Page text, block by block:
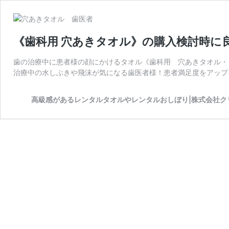
《歯科用 穴あきタオル》の購入検討時
歯の治療中に患者様の顔にかけるタオル《歯科用 穴あきタオル
治療中の水しぶきや飛沫が気になる歯医者様！患者満足度をアッ
高級感があるレンタルタオルやレンタルおしぼり|株式会社ク